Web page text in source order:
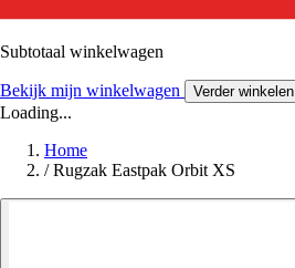
Subtotaal winkelwagen
Bekijk mijn winkelwagen Verder winkelen
Loading...
Home
/ Rugzak Eastpak Orbit XS